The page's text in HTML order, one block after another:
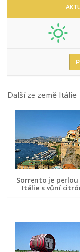
Další ze země Itálie
Sorrento je perlou
Itálie s vůní